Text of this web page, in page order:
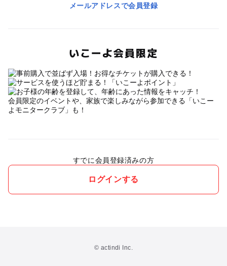
メールアドレスで会員登録
いこーよ会員限定
会員限定のイベントや、家族で楽しみながら参加できる「いこー
よモニタークラブ」も！
すでに会員登録済みの方
ログインする
© actindi Inc.